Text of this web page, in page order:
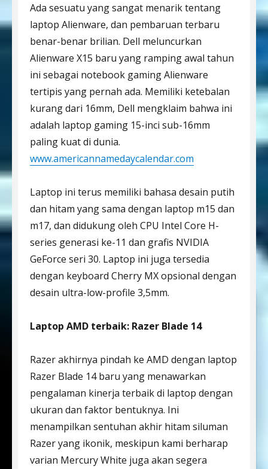
Ada sesuatu yang sangat menarik tentang
laptop Alienware, dan pembaruan terbaru
benar-benar brilian. Dell meluncurkan
Alienware X15 baru yang ramping awal tahun
ini sebagai notebook gaming Alienware
tertipis yang pernah ada. Memiliki ketebalan
kurang dari 16mm, Dell mengklaim bahwa ini
adalah laptop gaming 15-inci sub-16mm
paling kuat di dunia.
www.americannamedaycalendar.com
Laptop ini terus memiliki bahasa desain putih
dan hitam yang sama dengan laptop m15 dan
m17, dan didukung oleh CPU Intel Core H-
series generasi ke-11 dan grafis NVIDIA
GeForce seri 30. Laptop ini juga tersedia
dengan keyboard Cherry MX opsional dengan
desain ultra-low-profile 3,5mm.
Laptop AMD terbaik: Razer Blade 14
Razer akhirnya pindah ke AMD dengan laptop
Razer Blade 14 baru yang menawarkan
pengalaman kinerja terbaik di laptop dengan
ukuran dan faktor bentuknya. Ini
menampilkan sentuhan akhir hitam siluman
Razer yang ikonik, meskipun kami berharap
varian Mercury White juga akan segera